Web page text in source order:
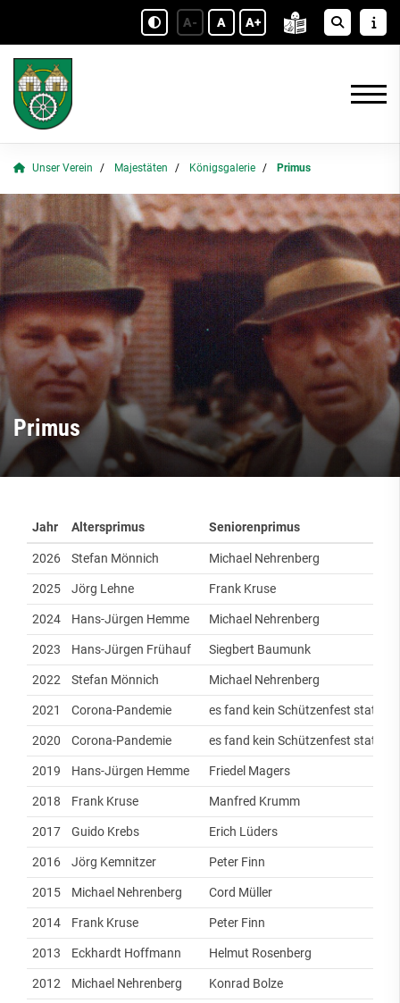
A- A A+
Unser Verein Majestäten Königsgalerie Primus
Primus
Jahr Altersprimus Seniorenprimus
2026 Stefan Mönnich
Michael Nehrenberg
2025
Jörg Lehne
Frank Kruse
2024
Hans-Jürgen Hemme
Michael Nehrenberg
2023
Hans-Jürgen Frühauf
Siegbert Baumunk
2022
Stefan Mönnich
Michael Nehrenberg
2021
Corona-Pandemie
es fand kein Schützenfest statt.
2020
Corona-Pandemie
es fand kein Schützenfest statt
2019
Hans-Jürgen Hemme
Friedel Magers
2018
Frank Kruse
Manfred Krumm
2017
Guido Krebs
Erich Lüders
2016
Jörg Kemnitzer
Peter Finn
2015
Michael Nehrenberg
Cord Müller
2014
Frank Kruse
Peter Finn
2013
Eckhardt Hoffmann
Helmut Rosenberg
2012
Michael Nehrenberg
Konrad Bolze